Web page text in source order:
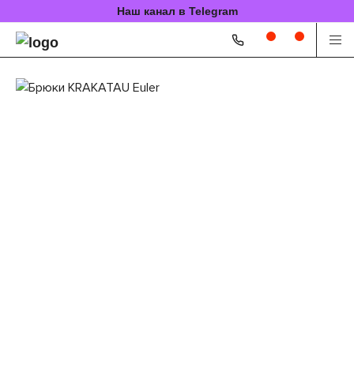
Наш канал в Telegram